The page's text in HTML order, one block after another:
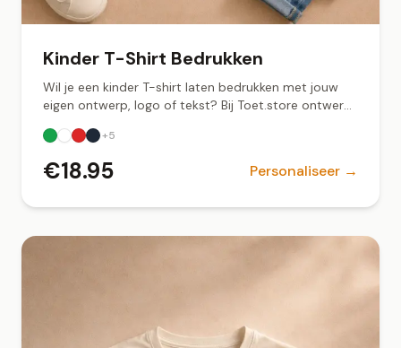
Kinder T-Shirt Bedrukken
Wil je een kinder T-shirt laten bedrukken met jouw
eigen ontwerp, logo of tekst? Bij Toet.store ontwerp
+5
€18.95 Personaliseer →